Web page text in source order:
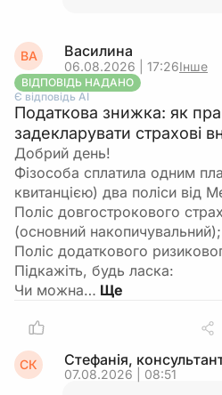
ВА Василина
06.08.2026 | 17:26Інше
ВІДПОВІДЬ НАДАНО
Є відповідь АІ
Податкова знижка: як
задекларувати страхові
Добрий день!
Фізособа сплатила одним
квитанцією) два поліси від
​Поліс довгострокового
(основний накопичувальний);
​Поліс додаткового
​Підкажіть, будь ласка:
​Чи можна…
СК Стефанія,
07.08.2026 | 08:51